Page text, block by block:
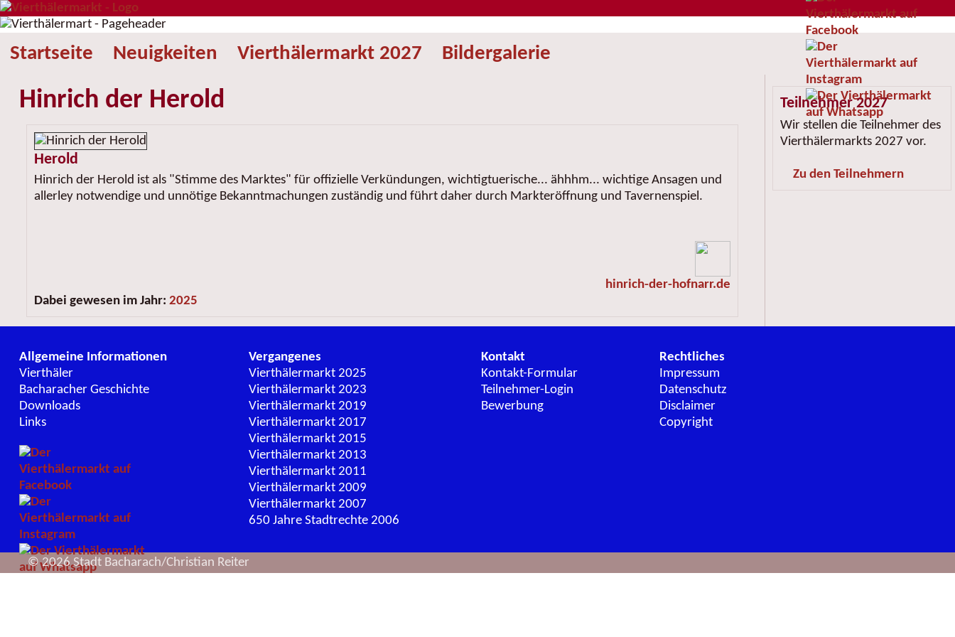
Startseite Neuigkeiten Vierthälermarkt 2027 Bildergalerie
Hinrich der Herold
Herold
Hinrich der Herold ist als "Stimme des Marktes" für offizielle Verkündungen, wichtigtuerische... ähhhm... wichtige Ansagen und
allerley notwendige und unnötige Bekanntmachungen zuständig und führt daher durch Markteröffnung und Tavernenspiel.
hinrich-der-hofnarr.de
Dabei gewesen im Jahr: 2025
Teilnehmer 2027
Wir stellen die Teilnehmer des
Vierthälermarkts 2027 vor.
Zu den Teilnehmern
Allgemeine Informationen
Vierthäler
Bacharacher Geschichte
Downloads
Links
Vergangenes
Vierthälermarkt 2025
Vierthälermarkt 2023
Vierthälermarkt 2019
Vierthälermarkt 2017
Vierthälermarkt 2015
Vierthälermarkt 2013
Vierthälermarkt 2011
Vierthälermarkt 2009
Vierthälermarkt 2007
650 Jahre Stadtrechte 2006
Kontakt
Kontakt-Formular
Teilnehmer-Login
Bewerbung
Rechtliches
Impressum
Datenschutz
Disclaimer
Copyright
© 2026 Stadt Bacharach/Christian Reiter